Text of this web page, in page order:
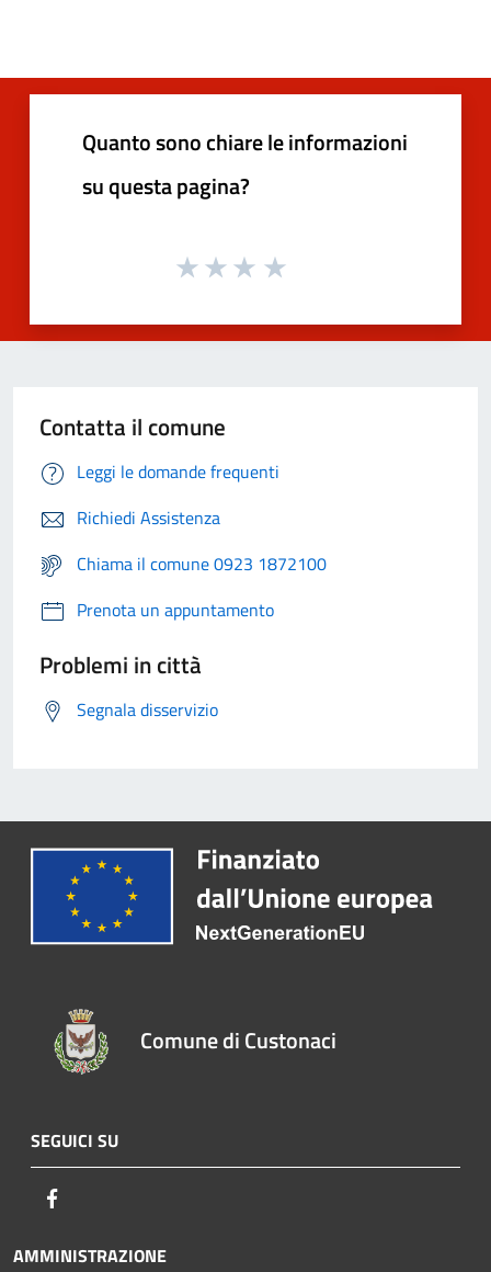
Quanto sono chiare le informazioni
su questa pagina?
Contatta il comune
Leggi le domande frequenti
Richiedi Assistenza
Chiama il comune 0923 1872100
Prenota un appuntamento
Problemi in città
Segnala disservizio
Comune di Custonaci
SEGUICI SU
AMMINISTRAZIONE